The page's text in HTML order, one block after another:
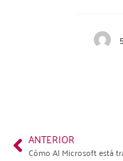
ANTERIOR
Cómo AI Microsoft está